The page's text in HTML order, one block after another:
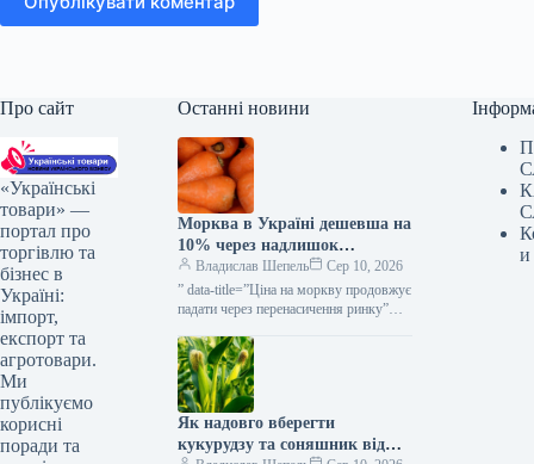
Про сайт
«Українські
товари» —
портал про
торгівлю та
бізнес в
Україні:
імпорт,
експорт та
агротовари.
Ми
публікуємо
корисні
поради та
Останні новини
Морква в Україні дешевша на
10% через надлишок
постачання — КУРКУЛЬ
Владислав Шепель
Сер 10, 2026
” data-title=”Ціна на моркву продовжує
падати через перенасичення ринку”
url=”https://kurkul.com/news/41876-
cherez-perenasichennya-rinku-
prodavjuye-znijuvatis-tsina-na-morkvu”>
Ціна на моркву продовжує падати
через перенасичення ринку 10
серпня…
Як надовго вберегти
кукурудзу та соняшник від
и